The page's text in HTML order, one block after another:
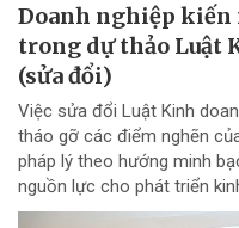
Doanh nghiệp kiến
trong dự thảo Luật
(sửa đổi)
Việc sửa đổi Luật Kinh
tháo gỡ các điểm nghẽn
pháp lý theo hướng minh
nguồn lực cho phát triển